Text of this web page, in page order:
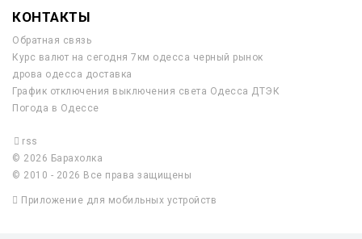
КОНТАКТЫ
Обратная связь
Курс валют на сегодня 7км одесса черный рынок
дрова одесса доставка
График отключения выключения света Одесса ДТЭК
Погода в Одессе
rss
© 2026 Барахолка
© 2010 - 2026 Все права защищены
Приложение для мобильных устройств